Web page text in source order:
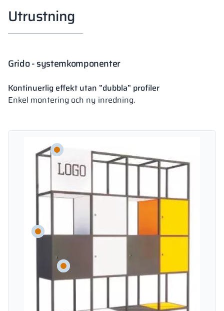
Utrustning
Grido - systemkomponenter
Kontinuerlig effekt utan ”dubbla” profiler
Enkel montering och ny inredning.